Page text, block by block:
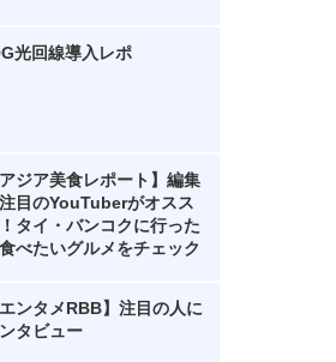
光回線導入レポ
アジア美食レポート】編集
目のYouTuberがオスス
タイ・バンコクに行った
べたいグルメをチェック
エンタメRBB】注目の人に
タビュー